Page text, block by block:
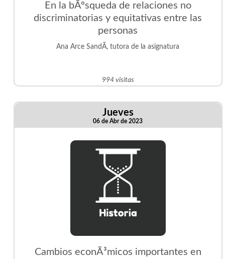
En la bÃºsqueda de relaciones no
discriminatorias y equitativas entre las
personas
Ana Arce SandÃ­, tutora de la asignatura
994 visitas
Jueves
06 de Abr de 2023
Cambios econÃ³micos importantes en